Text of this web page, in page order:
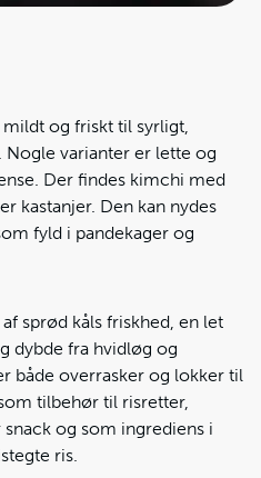
og friskt til syrligt,
varianter er lette og
Der findes kimchi med
kastanjer. Den kan nydes
fyld i pandekager og
sprød kåls friskhed, en let
dybde fra hvidløg og
både overrasker og lokker til
tilbehør til risretter,
og som ingrediens i
ris.